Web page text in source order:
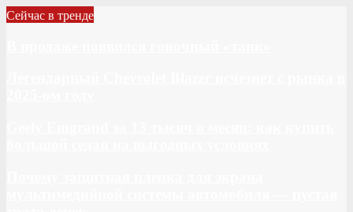
Сейчас в тренде